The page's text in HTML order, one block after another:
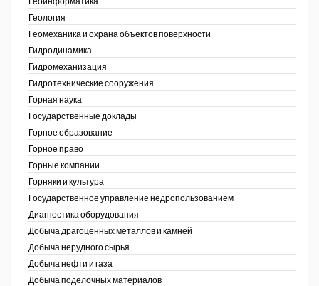
Геология
Геомеханика и охрана объектов поверхности
Гидродинамика
Гидромеханизация
Гидротехнические сооружения
Горная наука
Государственные доклады
Горное образование
Горное право
Горные компании
Горняки и культура
Государственное управление недропользованием
Диагностика оборудования
Добыча драгоценных металлов и камней
Добыча нерудного сырья
Добыча нефти и газа
Добыча поделочных материалов
Промышленность и безопасность
Разведка и охрана недр
Стандарт качества
Уголь Кузбасса
Химагрегаты